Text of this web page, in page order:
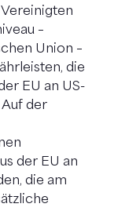
–
Union –
die
EU an US-
der
der EU an
die am